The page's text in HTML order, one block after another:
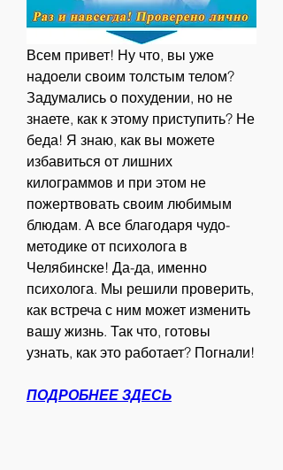
Всем привет! Ну что, вы уже
надоели своим толстым телом?
Задумались о похудении, но не
знаете, как к этому приступить? Не
беда! Я знаю, как вы можете
избавиться от лишних
килограммов и при этом не
пожертвовать своим любимым
блюдам. А все благодаря чудо-
методике от психолога в
Челябинске! Да-да, именно
психолога. Мы решили проверить,
как встреча с ним может изменить
вашу жизнь. Так что, готовы
узнать, как это работает? Погнали!
ПОДРОБНЕЕ ЗДЕСЬ